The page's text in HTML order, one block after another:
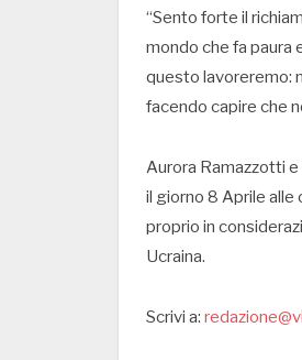
“Sento forte il
mondo che fa paura
questo lavoreremo:
facendo capire che
Aurora Ramazzotti
il giorno 8 Aprile alle
proprio in
Ucraina.
Scrivi a: